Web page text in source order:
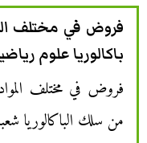
فروض في مختلف
باكالوريا علوم
فروض في مختلف
من سلك الباكالوريا